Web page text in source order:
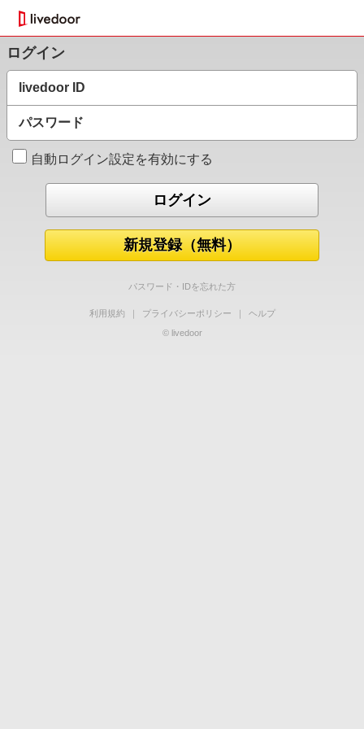
ログイン
livedoor ID
パスワード
自動ログイン設定を有効にする
新規登録（無料）
パスワード・IDを忘れた方
利用規約 ｜ プライバシーポリシー ｜
ヘルプ
© livedoor